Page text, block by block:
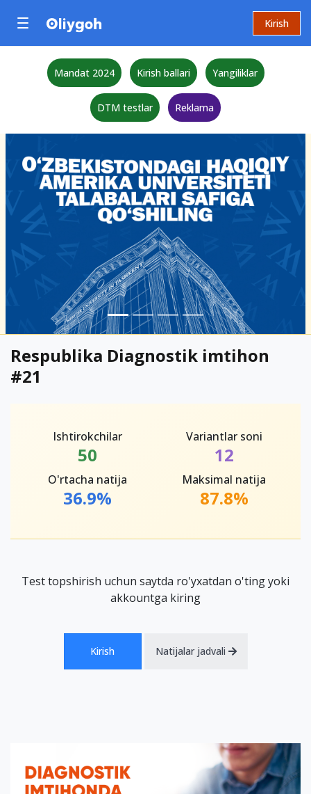
Kirish
Mandat 2024 Kirish ballari Yangiliklar
DTM testlar Reklama
Respublika Diagnostik imtihon
#21
Ishtirokchilar
50
Variantlar soni
12
O'rtacha natija
36.9%
Maksimal natija
87.8%
Test topshirish uchun saytda ro'yxatdan o'ting yoki
akkountga kiring
Kirish Natijalar jadvali